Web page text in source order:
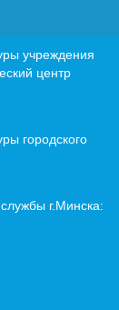
учреждения
центр
городского
г.Минска: